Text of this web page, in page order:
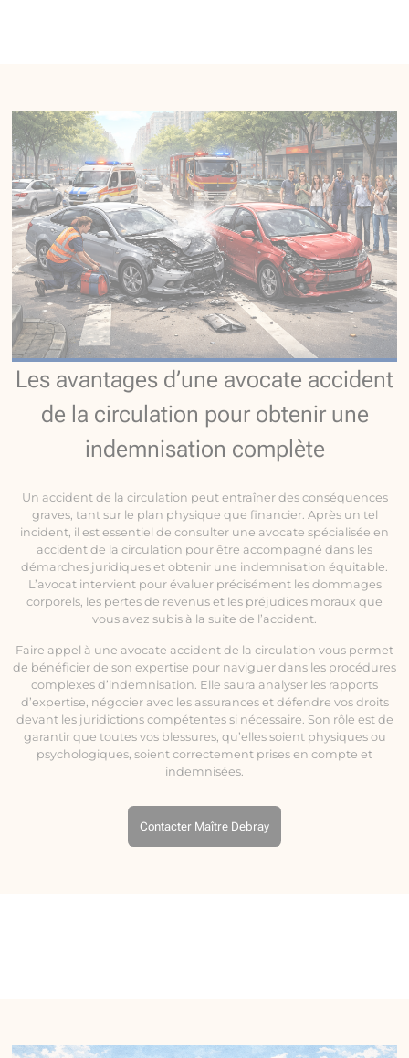
Les avantages d’une avocate accident
de la circulation pour obtenir une
indemnisation complète
Un accident de la circulation peut entraîner des conséquences
graves, tant sur le plan physique que financier. Après un tel
incident, il est essentiel de consulter une avocate spécialisée en
accident de la circulation pour être accompagné dans les
démarches juridiques et obtenir une indemnisation équitable.
L’avocat intervient pour évaluer précisément les dommages
corporels, les pertes de revenus et les préjudices moraux que
vous avez subis à la suite de l’accident.
Faire appel à une avocate accident de la circulation vous permet
de bénéficier de son expertise pour naviguer dans les procédures
complexes d’indemnisation. Elle saura analyser les rapports
d’expertise, négocier avec les assurances et défendre vos droits
devant les juridictions compétentes si nécessaire. Son rôle est de
garantir que toutes vos blessures, qu’elles soient physiques ou
psychologiques, soient correctement prises en compte et
indemnisées.
Contacter Maître Debray